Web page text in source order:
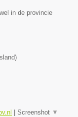
in de provincie
)
Screenshot ▼